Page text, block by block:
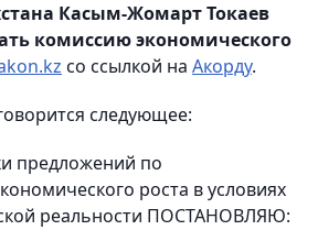
Касым-Жомарт Токаев
комиссию экономического
со ссылкой на Акорду.
следующее:
предложений по
роста в условиях
реальности ПОСТАНОВЛЯЮ: